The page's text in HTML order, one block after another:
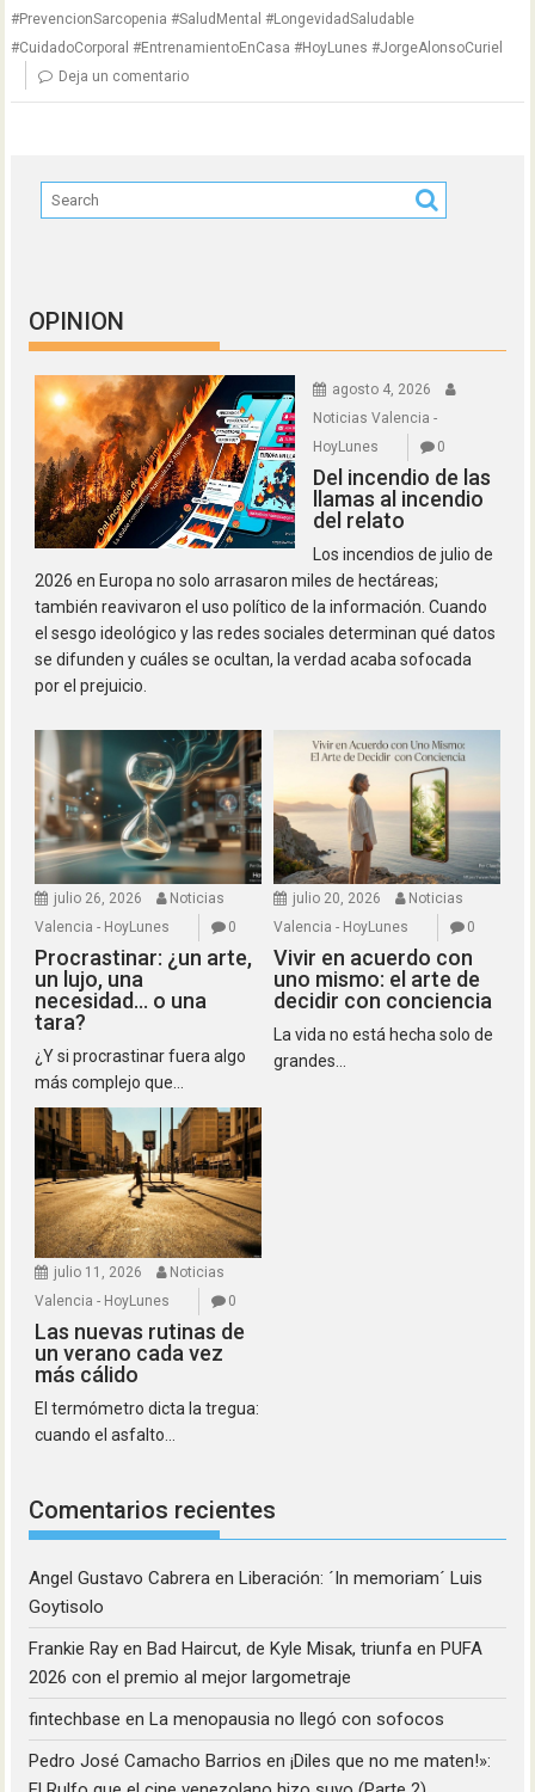
#PrevencionSarcopenia #SaludMental #LongevidadSaludable
#CuidadoCorporal #EntrenamientoEnCasa #HoyLunes #JorgeAlonsoCuriel
Deja un comentario
OPINION
agosto 4, 2026
Noticias Valencia -
HoyLunes
0
Del incendio de las
llamas al incendio
del relato
Los incendios de julio de
2026 en Europa no solo arrasaron miles de hectáreas;
también reavivaron el uso político de la información. Cuando
el sesgo ideológico y las redes sociales determinan qué datos
se difunden y cuáles se ocultan, la verdad acaba sofocada
por el prejuicio.
julio 26, 2026
Noticias
Valencia - HoyLunes
0
Procrastinar: ¿un arte,
un lujo, una
necesidad… o una
tara?
¿Y si procrastinar fuera algo
más complejo que...
julio 20, 2026
Noticias
Valencia - HoyLunes
0
Vivir en acuerdo con
uno mismo: el arte de
decidir con conciencia
La vida no está hecha solo de
grandes...
julio 11, 2026
Noticias
Valencia - HoyLunes
0
Las nuevas rutinas de
un verano cada vez
más cálido
El termómetro dicta la tregua:
cuando el asfalto...
Comentarios recientes
Angel Gustavo Cabrera enLiberación: ´In memoriam´ Luis
Goytisolo
Frankie Ray enBad Haircut, de Kyle Misak, triunfa en PUFA
2026 con el premio al mejor largometraje
fintechbase enLa menopausia no llegó con sofocos
Pedro José Camacho Barrios en¡Diles que no me maten!»: